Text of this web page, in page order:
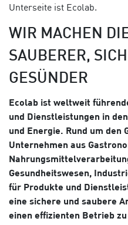
Unterseite ist Ecolab.
WIR MACHEN
SAUBERER,
GESÜNDER
Ecolab ist weltweit
und Dienstleistungen in
und Energie. Rund um den
Unternehmen aus
Gesundheitswesen,
für Produkte und
eine sichere und saubere
einen effizienten Betrieb